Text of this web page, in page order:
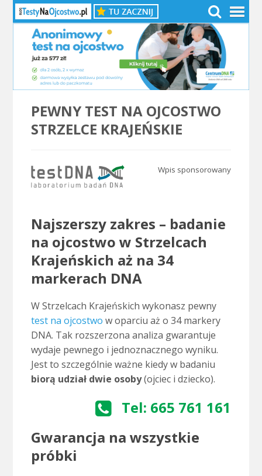
PEWNY TEST NA OJCOSTWO
STRZELCE KRAJEŃSKIE
Wpis sponsorowany
Najszerszy zakres – badanie
na ojcostwo w Strzelcach
Krajeńskich aż na 34
markerach DNA
W Strzelcach Krajeńskich wykonasz pewny
test na ojcostwo w oparciu aż o 34 markery
DNA. Tak rozszerzona analiza gwarantuje
wydaje pewnego i jednoznacznego wyniku.
Jest to szczególnie ważne kiedy w badaniu
biorą udział dwie osoby(ojciec i dziecko).
Tel: 665 761 161
Gwarancja na wszystkie
próbki